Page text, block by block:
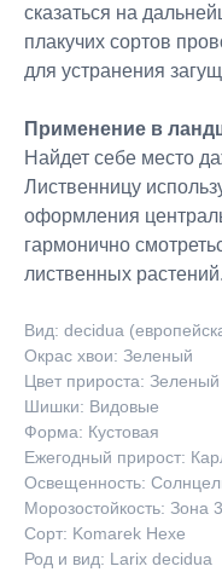
сказаться на
плакучих сортов
для устранения
Применение в
Найдет себе место
Лиственницу
оформления
гармонично
лиственных растений.
Вид: decidua
Окрас хвои: Зеленый
Цвет прироста: Зеленый
Шишки: Видовые
Форма: Кустовая
Ежегодный прирост:
Освещенность:
Морозостойкость: Зона
Сорт: Komarek Hexe
Род и вид: Larix decidua